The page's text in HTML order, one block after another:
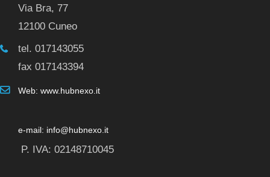
Via Bra, 77
12100 Cuneo
tel. 017143055
fax 017143394
Web: www.hubnexo.it
e-mail: info@hubnexo.it
P. IVA: 02148710045